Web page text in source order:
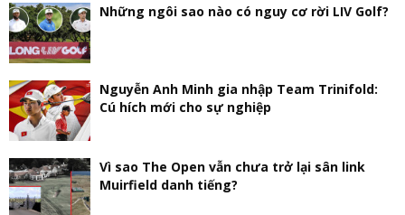
Những ngôi sao nào có nguy cơ rời LIV Golf?
Nguyễn Anh Minh gia nhập Team Trinifold:
Cú hích mới cho sự nghiệp
Vì sao The Open vẫn chưa trở lại sân link
Muirfield danh tiếng?